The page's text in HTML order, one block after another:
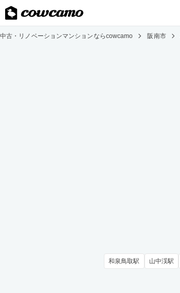
中古・リノベーションマンションならcowcamo 阪南市
和泉鳥取駅 山中渓駅